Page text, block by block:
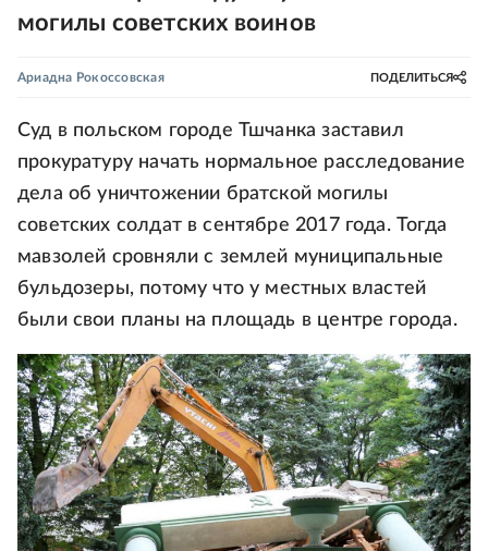
могилы советских воинов
Ариадна Рокоссовская ПОДЕЛИТЬСЯ
Суд в польском городе Тшчанка заставил
прокуратуру начать нормальное расследование
дела об уничтожении братской могилы
советских солдат в сентябре 2017 года. Тогда
мавзолей сровняли с землей муниципальные
бульдозеры, потому что у местных властей
были свои планы на площадь в центре города.